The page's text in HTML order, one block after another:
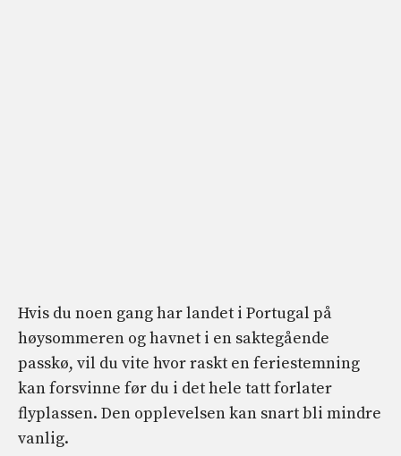
Hvis du noen gang har landet i Portugal på
høysommeren og havnet i en saktegående
passkø, vil du vite hvor raskt en feriestemning
kan forsvinne før du i det hele tatt forlater
flyplassen. Den opplevelsen kan snart bli mindre
vanlig.